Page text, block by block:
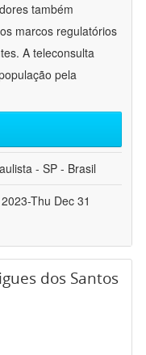
também
marcos regulatórios
A teleconsulta
pela
- SP - Brasil
Thu Dec 31
dos Santos